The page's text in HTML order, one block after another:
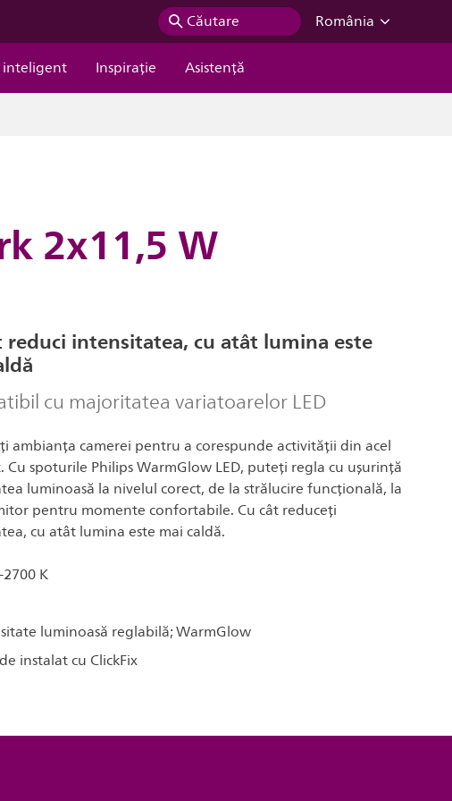
Căutare
România
Inspiraţie Asistență
2x11,5 W
reduci intensitatea, cu atât lumina este
cu majoritatea variatoarelor LED
ambianța camerei pentru a corespunde activității din acel
Cu spoturile Philips WarmGlow LED, puteți regla cu ușurință
luminoasă la nivelul corect, de la strălucire funcțională, la
pentru momente confortabile. Cu cât reduceți
cu atât lumina este mai caldă.
K
luminoasă reglabilă; WarmGlow
instalat cu ClickFix